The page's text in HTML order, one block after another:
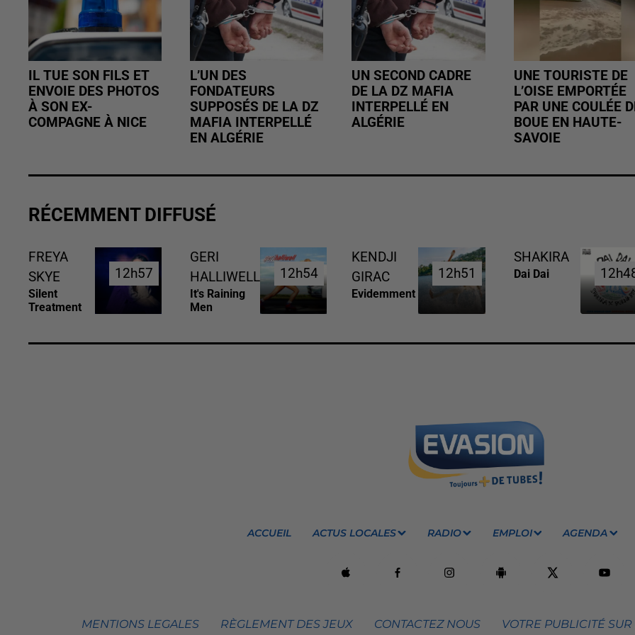
IL TUE SON FILS ET
ENVOIE DES PHOTOS
À SON EX-
COMPAGNE À NICE
L’UN DES
FONDATEURS
SUPPOSÉS DE LA DZ
MAFIA INTERPELLÉ
EN ALGÉRIE
UN SECOND CADRE
DE LA DZ MAFIA
INTERPELLÉ EN
ALGÉRIE
UNE TOURISTE DE
L’OISE EMPORTÉE
PAR UNE COULÉE
BOUE EN HAUTE-
SAVOIE
RÉCEMMENT DIFFUSÉ
FREYA
SKYE
Silent
Treatment
12h57
12h57
GERI
HALLIWELL
It's Raining
Men
12h54
12h54
KENDJI
GIRAC
Evidemment
12h51
12h51
SHAKIRA
Dai Dai
ACCUEIL ACTUS LOCALES RADIO EMPLOI AGENDA
MENTIONS LEGALES RÈGLEMENT DES JEUX CONTACTEZ NOUS VOTRE PUBLICITÉ